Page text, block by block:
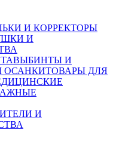
И КОРРЕКТОРЫ
И
БИНТЫ И
ОСАНКИТОВАРЫ ДЛЯ
И